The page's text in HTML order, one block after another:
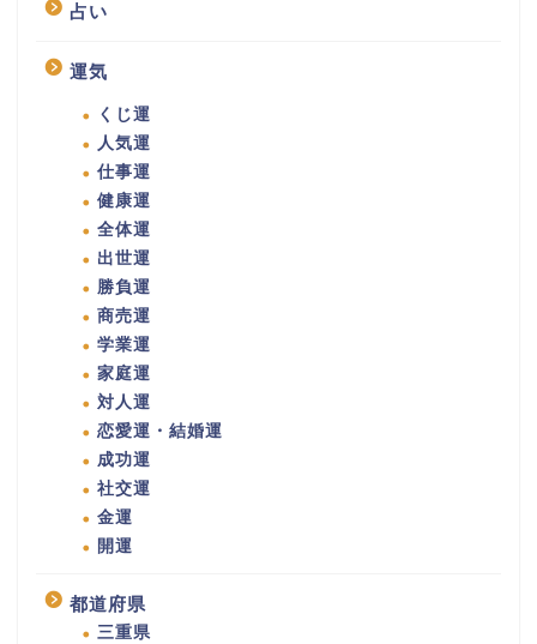
占い
運気
くじ運
人気運
仕事運
健康運
全体運
出世運
勝負運
商売運
学業運
家庭運
対人運
恋愛運・結婚運
成功運
社交運
金運
開運
都道府県
三重県